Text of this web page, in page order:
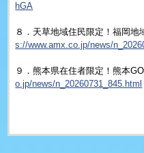
hGA
８．天草地域住民限定！福岡地
s://www.amx.co.jp/news/
９．熊本県在住者限定！熊本
o.jp/news/n_20260731_845.html